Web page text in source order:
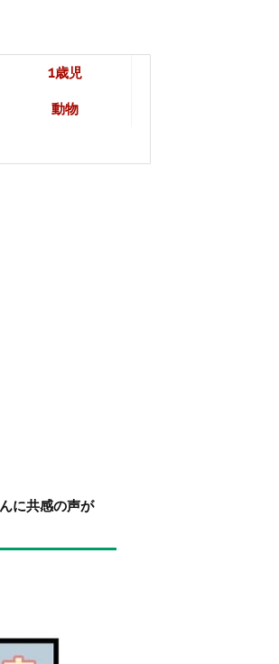
1歳児
動物
に共感の声が